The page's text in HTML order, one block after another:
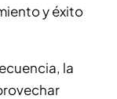
y éxito
la